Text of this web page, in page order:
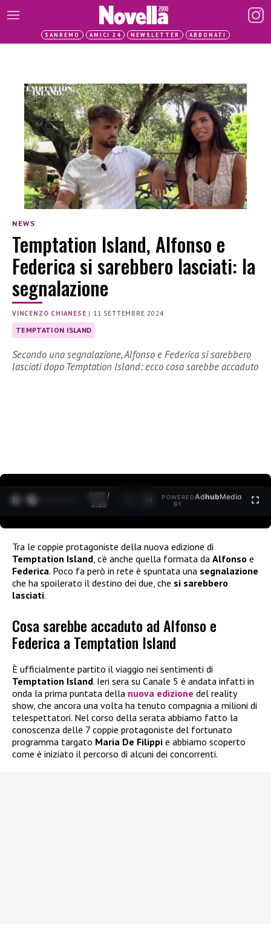
SANREMO AMICI 24 NEWSLETTER ABBONATI
NEWS
Temptation Island, Alfonso e
Federica si sarebbero lasciati: la
segnalazione
VINCENZO CHIANESE | 11 SETTEMBRE 2024
TEMPTATION ISLAND
Secondo una segnalazione, Alfonso e Federica si sarebbero
lasciati dopo Temptation Island: ecco cosa sarebbe accaduto
0:07 /
3:35
POWERED
BY
AdhubMedia
Tra le coppie protagoniste della nuova edizione di
Temptation Island , c’è anche quella formata da Alfonso e
Federica. Poco fa però in rete è spuntata una segnalazione
che ha spoilerato il destino dei due, che si sarebbero
lasciati.
Cosa sarebbe accaduto ad Alfonso e
Federica a Temptation Island
È ufficialmente partito il viaggio nei sentimenti di
Temptation Island. Ieri sera su Canale 5 è andata infatti in
onda la prima puntata della nuova edizione del reality
show, che ancora una volta ha tenuto compagnia a milioni di
telespettatori. Nel corso della serata abbiamo fatto la
conoscenza delle 7 coppie protagoniste del fortunato
programma targato Maria De Filippi e abbiamo scoperto
come è iniziato il percorso di alcuni dei concorrenti.